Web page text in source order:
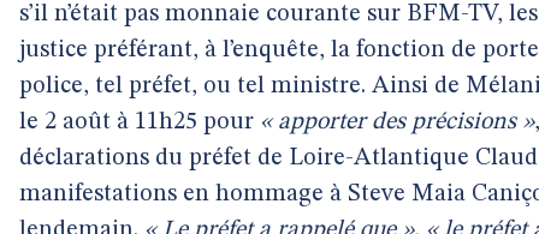
s’il n’était pas monnaie courante sur BFM-TV,
justice préférant, à l’enquête, la fonction de
police, tel préfet, ou tel ministre. Ainsi de
le 2 août à 11h25 pour « apporter des précisions »
déclarations du préfet de Loire-Atlantique
manifestations en hommage à Steve Maia